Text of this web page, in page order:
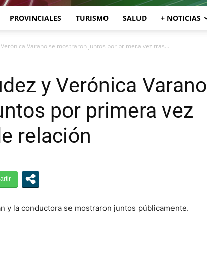
PROVINCIALES TURISMO SALUD + NOTICIAS
Varano se mostraron juntos por primera vez tras...
y Verónica Varano
por primera vez
relación
y la conductora se mostraron juntos públicamente.